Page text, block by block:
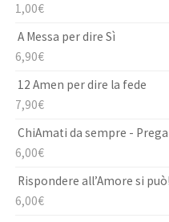
1,00€
A Messa per dire Sì
6,90€
12 Amen per dire la fede
7,90€
ChiAmati da sempre -
6,00€
Rispondere all’Amore si
6,00€